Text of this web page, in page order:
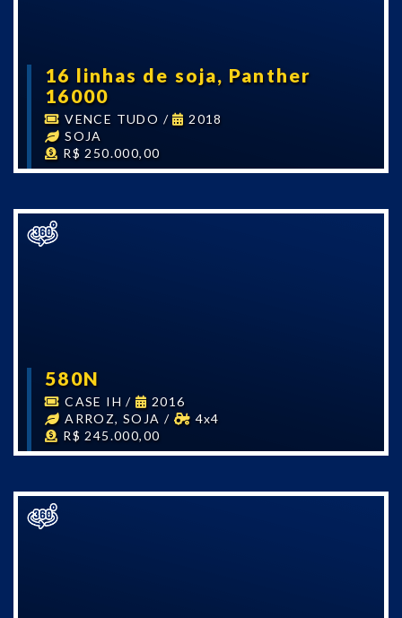
16 linhas de soja, Panther
16000
VENCE TUDO /
2018
SOJA
R$ 250.000,00
580N
CASE IH /
2016
ARROZ, SOJA /
4x4
R$ 245.000,00